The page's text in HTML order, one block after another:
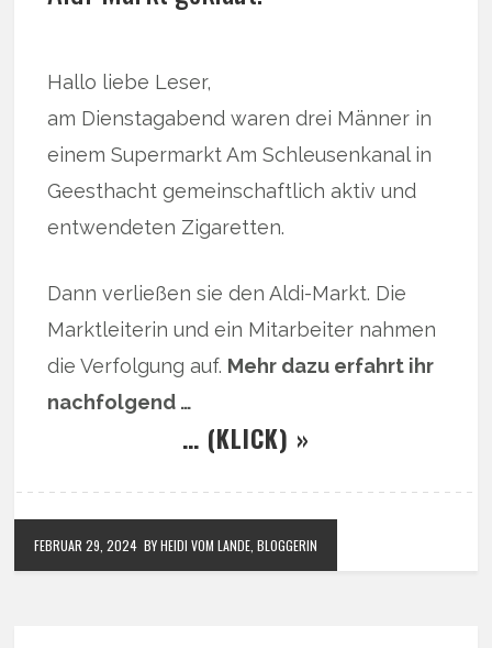
Hallo liebe Leser,
am Dienstagabend waren drei Männer in
einem Supermarkt Am Schleusenkanal in
Geesthacht gemeinschaftlich aktiv und
entwendeten Zigaretten.
Dann verließen sie den Aldi-Markt. Die
Marktleiterin und ein Mitarbeiter nahmen
die Verfolgung auf. Mehr dazu erfahrt ihr
nachfolgend …
… (KLICK) »
FEBRUAR 29, 2024 BY HEIDI VOM LANDE, BLOGGERIN